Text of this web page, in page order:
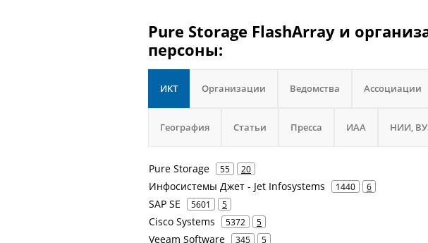
Pure Storage FlashArray и
персоны:
ИКТ Организации Ведомства Ассоциации
География Статьи Пресса ИАА НИИ,
Pure Storage 55 20
Инфосистемы Джет - Jet Infosystems 1440 6
SAP SE 5601 5
Cisco Systems 5372 5
Veeam Software 345 5